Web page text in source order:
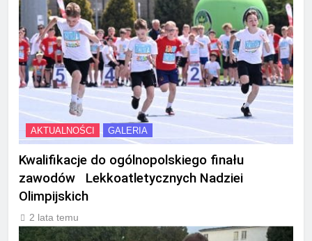
AKTUALNOŚCI GALERIA
Kwalifikacje do ogólnopolskiego finału
zawodów Lekkoatletycznych Nadziei
Olimpijskich
2 lata temu